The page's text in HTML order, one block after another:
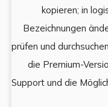
kopieren; in
Bezeichnungen
prüfen und
die Premium-
Support und die